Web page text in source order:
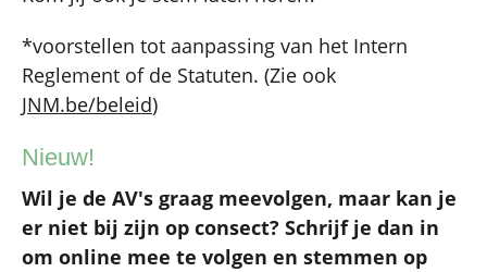
*voorstellen tot aanpassing van het Intern
Reglement of de Statuten. (Zie ook
JNM.be/beleid)
Nieuw!
Wil je de AV's graag meevolgen, maar kan je
er niet bij zijn op consect? Schrijf je dan in
om online mee te volgen en stemmen op